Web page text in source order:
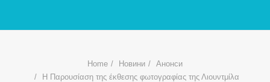
Home Новини
Анонси
Η Παρουσίαση της έκθεσης φωτογραφίας της Λιουντμίλα